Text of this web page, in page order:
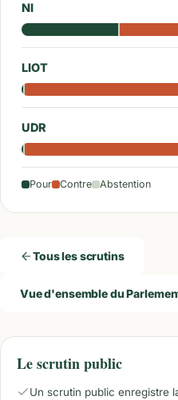
NI
LIOT
UDR
Pour Contre Abstention
Tous les scrutins
Vue d'ensemble du
Le scrutin public
Un scrutin public enregistre